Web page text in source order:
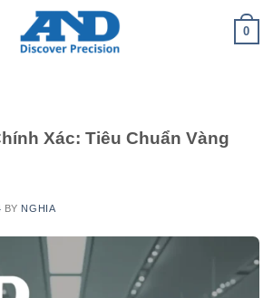
0
Xác: Tiêu Chuẩn Vàng
BY NGHIA